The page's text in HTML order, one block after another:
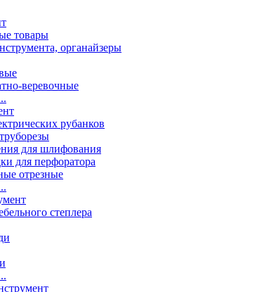
товары
органайзеры
веревочные
рубанков
для шлифования
для перфоратора
отрезные
степлера